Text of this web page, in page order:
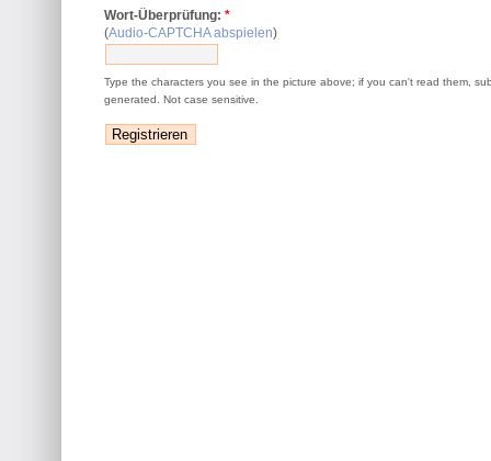
Wort-Überprüfung:*
(Audio-CAPTCHA abspielen)
Type the characters you see in the picture above; if you can't read them,
generated. Not case sensitive.